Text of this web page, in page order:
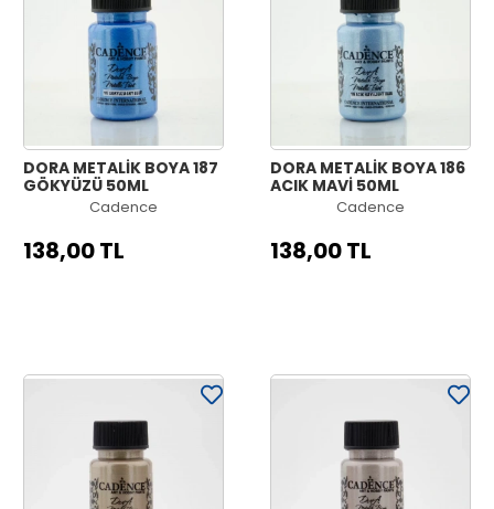
DORA METALİK BOYA 187
GÖKYÜZÜ 50ML
Cadence
138,00 TL
DORA METALİK BOYA 186
AÇIK MAVİ 50ML
Cadence
138,00 TL